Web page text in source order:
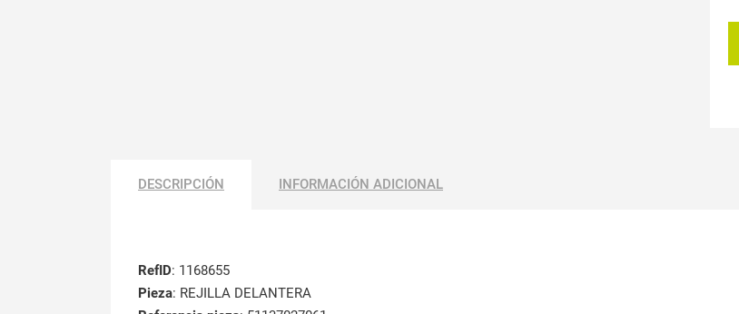
DESCRIPCIÓN INFORMACIÓN ADICIONAL
RefID: 1168655
Pieza: REJILLA DELANTERA